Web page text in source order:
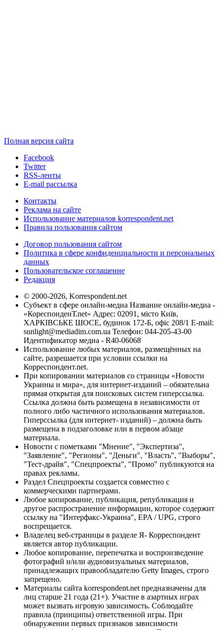
Полная версия сайта
Facebook
Twitter
RSS-ленты
E-mail рассылка
Контакты
Реклама на сайте
Использование материалов korrespondent.net
Правила пользования сайтом
Договор пользования сайтом
Политика в сфере конфиденциальности и персональных
данных
Пользовательское соглашение
Редакция
© 2000-2026, Korrespondent.net
Субъект в сфере онлайн-медиа Название онлайн-медиа -
«КореспонденТ.net» Адрес: 02091, місто Київ,
ХАРКІВСЬКЕ ШОСЕ, будинок 172-Б, офіс 208/1 E-mail:
sunlight@mediadim.com.ua Телефон: 044-205-43-00
Идентификатор медиа - R40-06068
Использование любых материалов, размещённых на
сайте, разрешается при условии ссылки на
Корреспондент.net.
При копировании материалов со страницы «Новости
Украины и мира», для интернет-изданий – обязательна
прямая открытая для поисковых систем гиперссылка.
Ссылка должна быть размещена в независимости от
полного либо частичного использования материалов.
Гиперссылка (для интернет- изданий) – должна быть
размещена в подзаголовке или в первом абзаце
материала.
Новости с пометками "Мнение", "Экспертиза",
"Заявление", "Регионы", "Деньги", "Власть", "Выборы",
"Тест-драйв", "Спецпроекты", "Промо" публикуются на
правах рекламы.
Раздел Спецпроекты создается совместно с
коммерческими партнерами.
Любое копирование, публикация, републикация и
другое распространение информации, которое содержит
ссылку на "Интерфакс-Украина", EPA / UPG, строго
воспрещается.
Владелец веб-страницы в разделе Я- Корреспондент
является автор публикации.
Любое копирование, перепечатка и воспроизведение
фотографий и/или аудиовизуальных материалов,
принадлежащих правообладателю Getty Images, строго
запрещено.
Материалы сайта korrespondent.net предназначены для
лиц старше 21 года (21+). Участие в азартных играх
может вызвать игровую зависимость. Соблюдайте
правила (принципы) ответственной игры. При
обнаружении первых признаков зависимости